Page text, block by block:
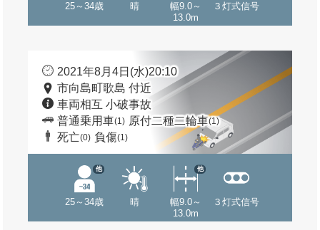
25～34歳 晴
幅9.0～
13.0m
３灯式信号
2021年8月4日(水)20:10
市向島町歌島 付近
車両相互 小破事故
普通乗用車(1) 原付二種二輪車(1)
死亡(0) 負傷(1)
25～34歳
他
晴
幅9.0～
13.0m
他
３灯式信号